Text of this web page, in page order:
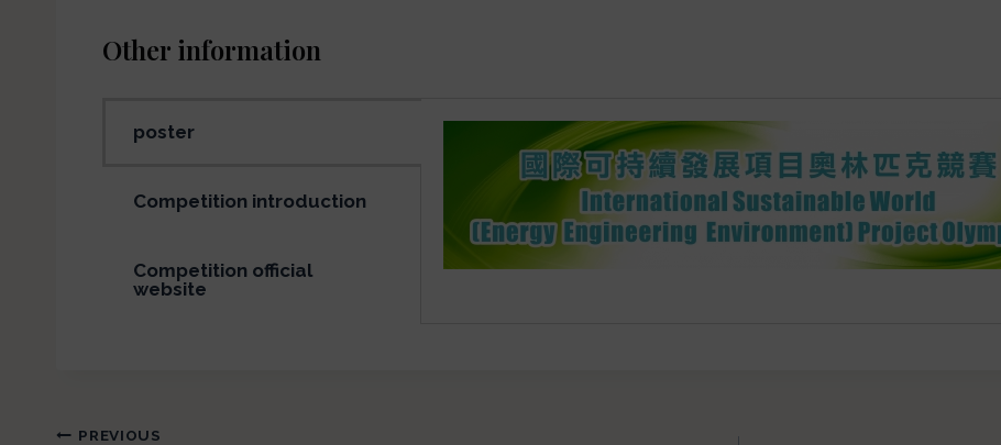
Other information
poster
Competition introduction
Competition official
website
PREVIOUS